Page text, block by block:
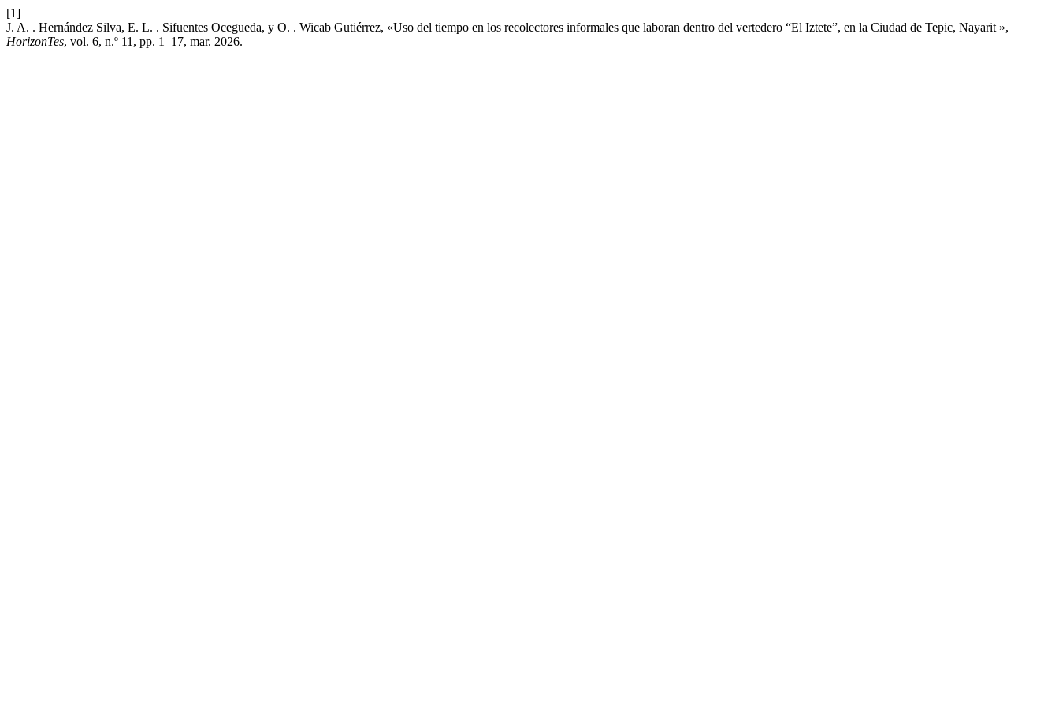
[1]
J. A. . Hernández Silva, E. L. . Sifuentes Ocegueda, y O. . Wicab Gutiérrez, «Uso del tiempo en los recolectores informales que laboran dentro del vertedero “El Iztete”, en la Ciudad de Tepic, Nayarit »,
HorizonTes, vol. 6, n.º 11, pp. 1–17, mar. 2026.